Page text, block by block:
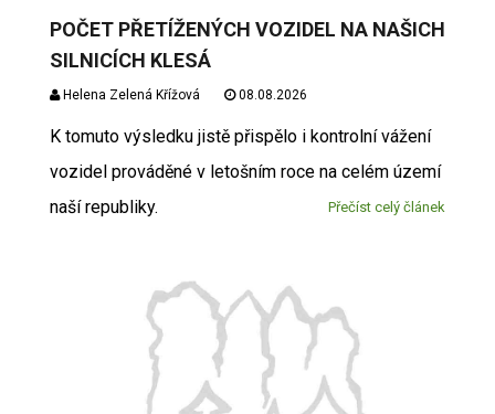
POČET PŘETÍŽENÝCH VOZIDEL NA NAŠICH
SILNICÍCH KLESÁ
Helena Zelená Křížová 08.08.2026
K tomuto výsledku jistě přispělo i kontrolní vážení
vozidel prováděné v letošním roce na celém území
naší republiky.
Přečíst celý článek